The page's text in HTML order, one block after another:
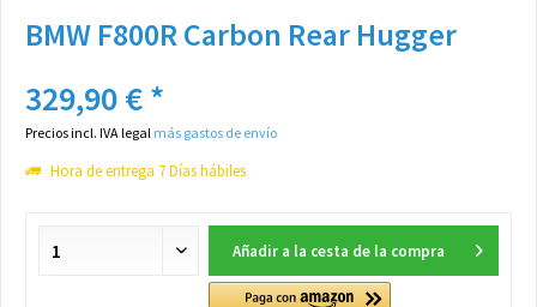
BMW F800R Carbon Rear Hugger
329,90 € *
Precios incl. IVA legal más gastos de envío
Hora de entrega 7 Días hábiles
Añadir a la cesta de la compra